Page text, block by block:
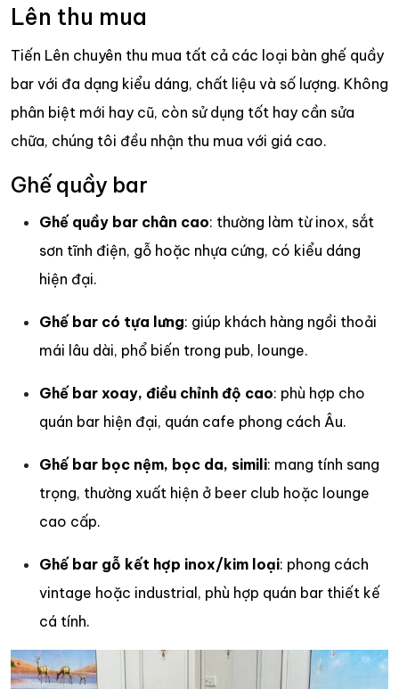
Lên thu mua
Tiến Lên chuyên thu mua tất cả các loại bàn ghế quầy
bar với đa dạng kiểu dáng, chất liệu và số lượng. Không
phân biệt mới hay cũ, còn sử dụng tốt hay cần sửa
chữa, chúng tôi đều nhận thu mua với giá cao.
Ghế quầy bar
Ghế quầy bar chân cao: thường làm từ inox, sắt
sơn tĩnh điện, gỗ hoặc nhựa cứng, có kiểu dáng
hiện đại.
Ghế bar có tựa lưng: giúp khách hàng ngồi thoải
mái lâu dài, phổ biến trong pub, lounge.
Ghế bar xoay, điều chỉnh độ cao: phù hợp cho
quán bar hiện đại, quán cafe phong cách Âu.
Ghế bar bọc nệm, bọc da, simili: mang tính sang
trọng, thường xuất hiện ở beer club hoặc lounge
cao cấp.
Ghế bar gỗ kết hợp inox/kim loại: phong cách
vintage hoặc industrial, phù hợp quán bar thiết kế
cá tính.